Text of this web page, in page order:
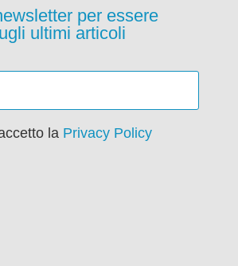
per essere
ultimi articoli
la Privacy Policy